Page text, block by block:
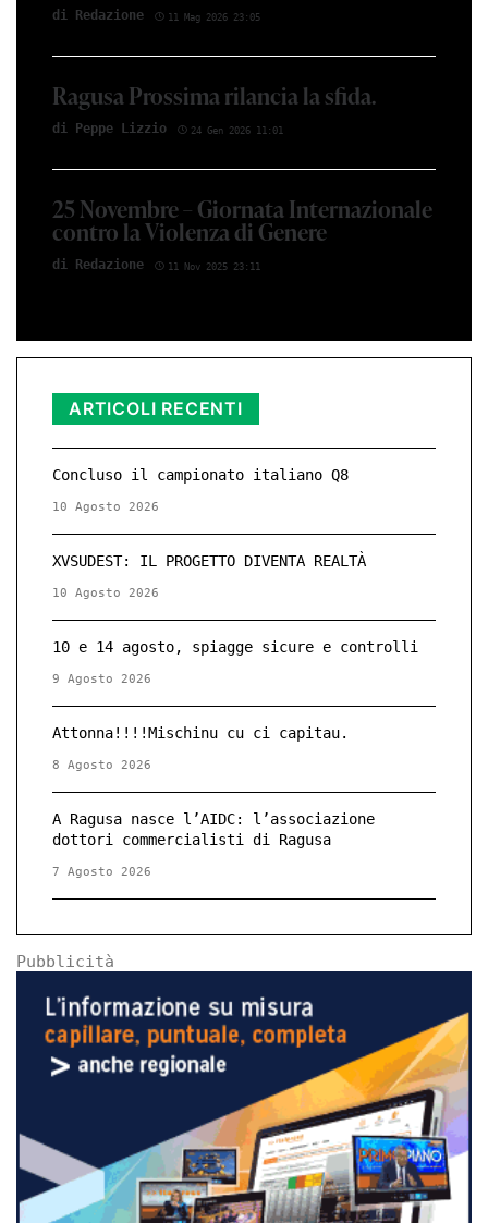
di Red­azio­ne 11 Mag 2026 23:05
Ragusa Prossima rilancia la sfida.
di Peppe Li­z­zio 24 Gen 2026 11:01
25 Novembre – Giornata Internazionale
contro la Violenza di Genere
di Red­azio­ne 11 Nov 2025 23:11
ARTICOLI RECENTI
Concluso il campionato italiano Q8
10 Agosto 2026
XVSUDEST: IL PROGETTO DIVENTA REALTÀ
10 Agosto 2026
10 e 14 agosto, spiagge sicure e controlli
9 Agosto 2026
Attonna!!!!Mischinu cu ci capitau.
8 Agosto 2026
A Ragusa nasce l’AIDC: l’associazione
dottori commercialisti di Ragusa
7 Agosto 2026
Pubblicità